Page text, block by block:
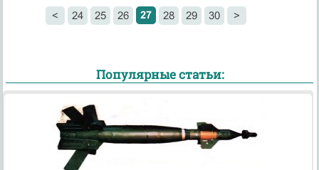
< 24 25 26 27 28 29 30 >
Популярные статьи: